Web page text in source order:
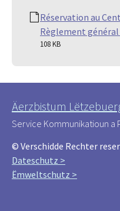
Réservation au
Règlement
108 KB
Äerzbistum
Service Kommunikatioun a
© Verschidde Rechter
Dateschutz >
Ëmweltschutz >